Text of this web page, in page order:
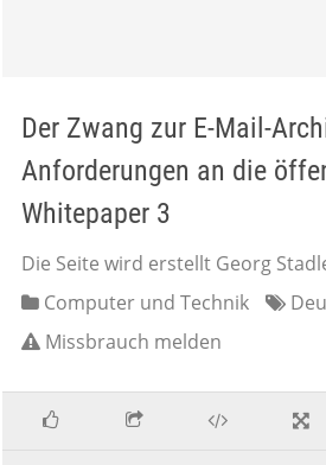
Der Zwang zur E-Mail-
Anforderungen an die
Whitepaper 3
Die Seite wird erstellt Georg
Computer und Technik
Missbrauch melden